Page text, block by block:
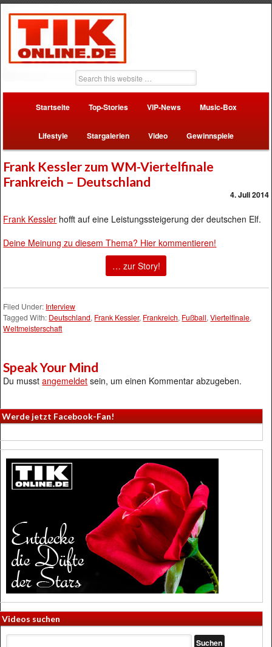
Startseite Top-Stories VIP-News Music-Box
Lifestyle Stargalerien Video Gewinnspiele
Frank Kessler zum WM-Viertelfinale
Frankreich – Deutschland
4. Juli 2014
Frank Kessler hofft auf eine Leistungssteigerung der deutschen Elf.
Deine Meinung zu diesem Thema? Hier kommentieren!
… zur Story!
Filed Under: Interview
Tagged With: Deutschland, Frank Kessler, Frankreich, Fußball,Viertelfinale,
Weltmeisterschaft
Speak Your Mind
Du musstangemeldet sein, um einen Kommentar abzugeben.
Werde jetzt Facebook-Fan!
Videos suchen